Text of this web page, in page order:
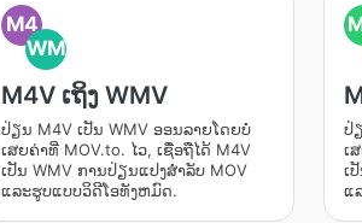
M4
WM
M4V ເຖິງ WMV
ປ່ຽນ M4V ເປັນ WMV ອອນລາຍໂດຍບໍ່
ເສຍຄ່າທີ່ MOV.to. ໄວ, ເຊື່ອຖືໄດ້ M4V
ເປັນ WMV ການປ່ຽນແປງສໍາລັບ MOV
ແລະຮູບແບບວິດີໂອທັງຫມົດ.
ປ່
ເ
ເ
ແ